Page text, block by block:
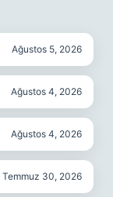
Ağustos 5, 2026
Ağustos 4, 2026
Ağustos 4, 2026
Temmuz 30, 2026